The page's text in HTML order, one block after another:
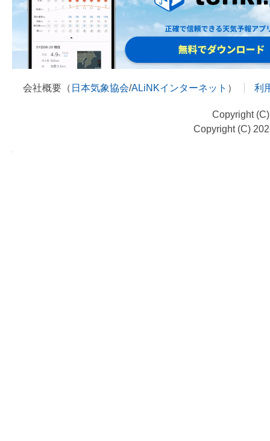
会社概要（ 日本気象協会/ALiNKインターネット ） 利
Copyright
Copyright (C)